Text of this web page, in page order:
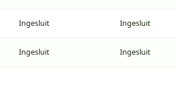
Ingesluit Ingesluit
Ingesluit Ingesluit